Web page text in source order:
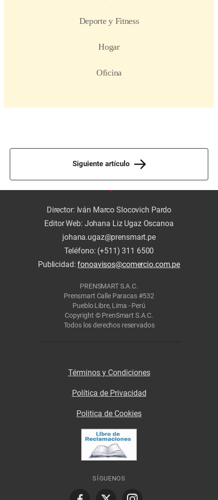
Siguiente artículo
Director: Iván Marco Slocovich Pardo
Editor Web: Johana Liz Ugaz Oscanoa
johana.ugaz@prensmart.pe
Teléfono: (+511) 311 6500
Publicidad:fonoavisos@comercio.com.pe
PRENSMART S.A.C.
Prensmart Calle Paracas #532
Pueblo Libre, Lima - Perú
Copyright © PrenSmart S.A.C.
Todos los derechos reservados
Términos y Condiciones
Política de Privacidad
Politica de Cookies
SÍGUENOS